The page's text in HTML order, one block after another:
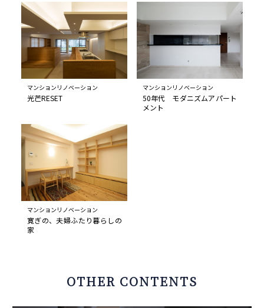
マンションリノベーション
光芒RESET
マンションリノベーション
50年代 モダニズムアパート
メント
マンションリノベーション
寛ぎの、夫婦ふたり暮らしの
家
OTHER CONTENTS